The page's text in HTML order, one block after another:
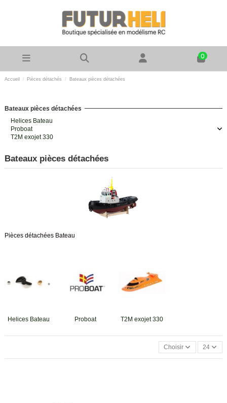
0
Accueil Pièces détachés Bateaux pièces détachées
Bateaux pièces détachées
Pièces détachées Bateau
Helices Bateau Proboat T2M exojet 330
Choisir 24
Bateaux pièces détachées
Helices Bateau
Proboat
T2M exojet 330